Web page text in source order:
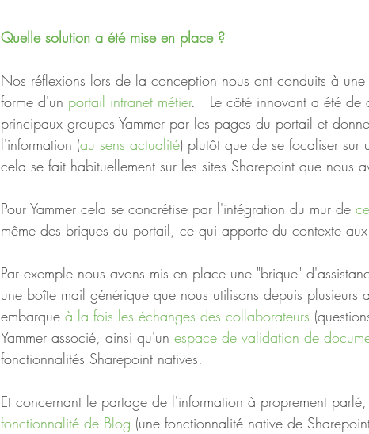
Quelle solution a été mise en place ?
Nos réflexions lors de la conception nous ont conduits à
forme d'un portail intranet métier.   Le côté innovant a été de
principaux groupes Yammer par les pages du portail et
l'information (au sens actualité) plutôt que de se focaliser sur
cela se fait habituellement sur les sites Sharepoint que nous
Pour Yammer cela se concrétise par l'intégration du mur de
même des briques du portail, ce qui apporte du contexte
Par exemple nous avons mis en place une "brique"
une boîte mail générique que nous utilisons depuis plusieurs
embarque à la fois les échanges des collaborateurs
Yammer associé, ainsi qu'un espace de validation de
fonctionnalités Sharepoint natives.
Et concernant le partage de l'information à proprement
fonctionnalité de Blog (une fonctionnalité native de